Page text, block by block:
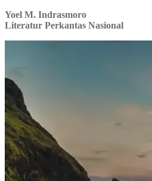
Yoel M. Indrasmoro
Literatur Perkantas Nasional